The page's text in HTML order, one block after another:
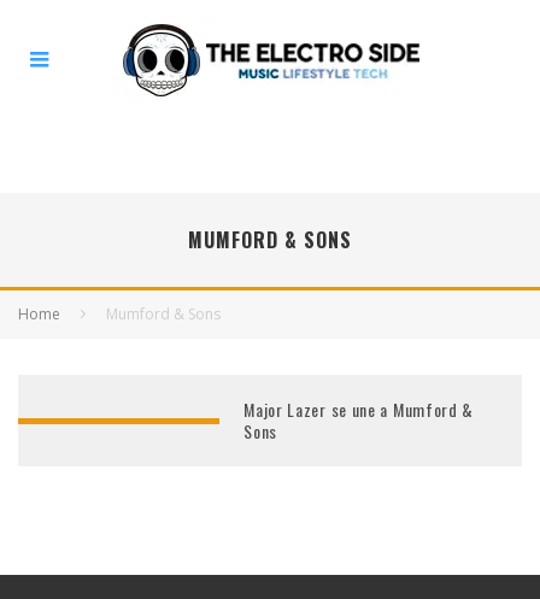
MUMFORD & SONS
Home Mumford & Sons
Major Lazer se une a Mumford &
Sons